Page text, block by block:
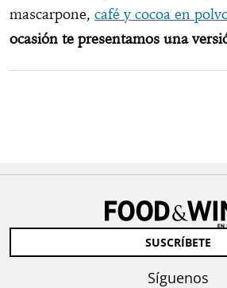
mascarpone, café y cocoa en
ocasión te presentamos una
SUSCRÍBETE
Síguenos